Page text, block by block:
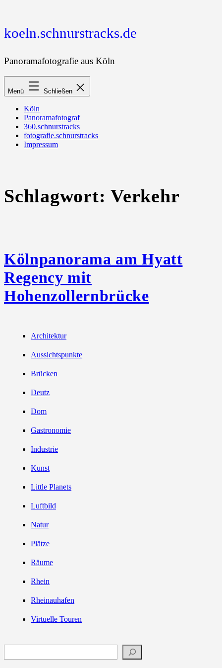
koeln.schnurstracks.de
Panoramafotografie aus Köln
Menü Schließen
Köln
Panoramafotograf
360.schnurstracks
fotografie.schnurstracks
Impressum
Schlagwort:Verkehr
Kölnpanorama am Hyatt
Regency mit
Hohenzollernbrücke
Architektur
Aussichtspunkte
Brücken
Deutz
Dom
Gastronomie
Industrie
Kunst
Little Planets
Luftbild
Natur
Plätze
Räume
Rhein
Rheinauhafen
Virtuelle Touren